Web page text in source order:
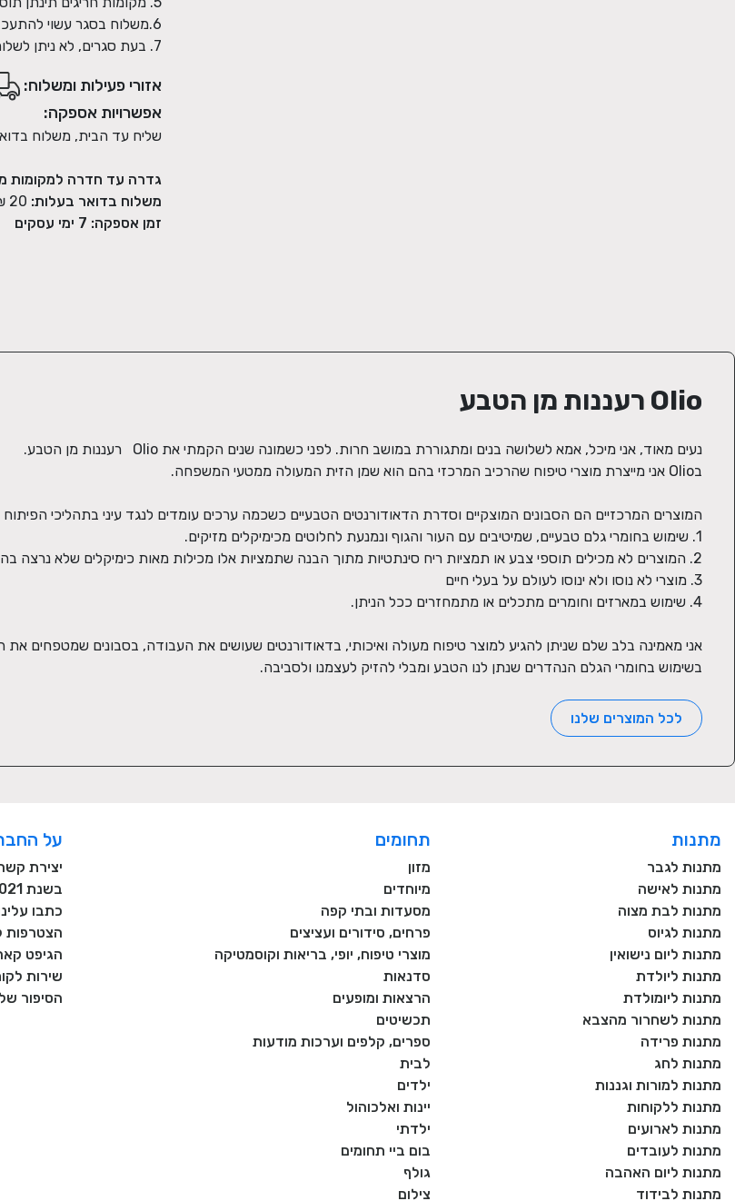
7. בעת סגרים, לא ניתן לשלוח בדואר ישראל
אזורי פעילות ומשלוח:
אפשרויות אספקה:
שליח עד הבית, משלוח
גדרה עד חדרה למקומות
משלוח בדואר בעלות:
זמן אספקה: 7 ימי עסקים
Olio רעננות מן הטבע
בשימוש בחומרי הגלם הנהדרים שנתן לנו הטבע ומבלי להזיק לעצמנו ולסביבה.
לכל המוצרים שלנו
מתנות
מתנות לגבר
מתנות לאישה
מתנות לבת מצוה
מתנות לגיוס
מתנות ליום נישואין
מתנות ליולדת
מתנות ליומולדת
מתנות לשחרור מהצבא
מתנות פרידה
מתנות לחג
מתנות למורות וגננות
מתנות ללקוחות
מתנות לארועים
מתנות לעובדים
מתנות ליום האהבה
מתנות לבידוד
תחומים
מזון
מיוחדים
מסעדות ובתי קפה
פרחים, סידורים ועציצים
מוצרי טיפוח, יופי, בריאות וקוסמטיקה
סדנאות
הרצאות ומופעים
תכשיטים
ספרים, קלפים וערכות מודעות
לבית
ילדים
יינות ואלכוהול
ילדתי
בום ביי תחומים
גולף
צילום
על
יצירת
בשנת 2021 קונים מתנות רק מעסקים כחול לבן!
כתבו
הצטרפות
הגיפט
שירות
הסיפור